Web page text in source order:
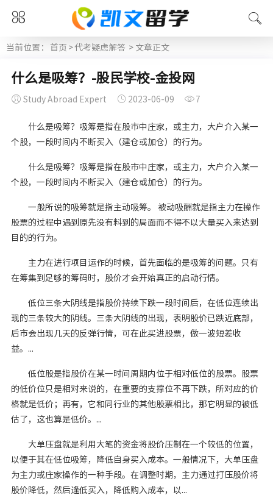
当前位置： 首页 >代考疑虑解答 > 文章正文
什么是吸筹？-股民学校-金投网
Study Abroad Expert 2023-06-09 7
什么是吸筹？吸筹是指在股市中庄家，或主力，大户介入某一
个股，一段时间内不断买入（建仓或加仓）的行为。
什么是吸筹？吸筹是指在股市中庄家，或主力，大户介入某一
个股，一段时间内不断买入（建仓或加仓）的行为。
一般所说的吸筹就是指主动吸筹。 被动吸酬就是指主力在操作
股票的过程中遇到原先没有料到的局面而不得不以大量买入来达到
目的的行为。
主力在进行项目运作的时候，首先面临的是吸筹的问题。只有
在筹集到足够的筹码时，股价才会开始真正的启动行情。
低位三条大阴线是指股价持续下跌一段时间后，在低位连续出
现的三条较大的阴线。三条大阴线的出现，表明股价已跌近底部，
后市会出现几天的反弹行情，可在此买进股票，做一波短差收
益。...
低位股是指股价在某一时间周期内位于相对低位的股票。股票
的低价位只是相对来说的，在重要的支撑位不再下跌，所对应的价
格就是低价；再有，它和同行业的其他股票相比，那它明显的被低
估了，这也算是低价。...
大单压盘就是利用大笔的资金将股价压制在一个较低的位置，
以便于其在低位吸筹，降低自身买入成本。一般情况下，大单压盘
为主力或庄家操作的一种手段。在调整时期，主力通过打压股价将
股价降低，然后逢低买入，降低购入成本，以...